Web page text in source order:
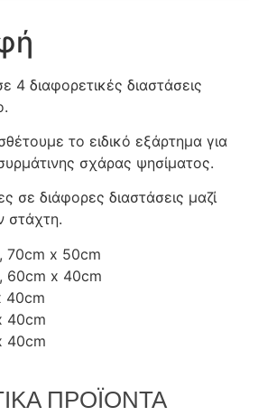
4 διαφορετικές διαστάσεις
το ειδικό εξάρτημα για
σχάρας ψησίματος.
σε διάφορες διαστάσεις μαζί
στάχτη.
70cm x 50cm
60cm x 40cm
40cm
40cm
40cm
ΠΡΟΪΌΝΤΑ